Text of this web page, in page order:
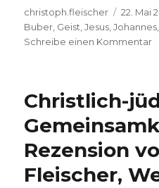
Autor
christoph.fleischer
am
22. Mai
Buber, Geist,Jesus,Johannes,
Schreibe einen Kommentarzu
Christlich-
Rezension
Fleischer,